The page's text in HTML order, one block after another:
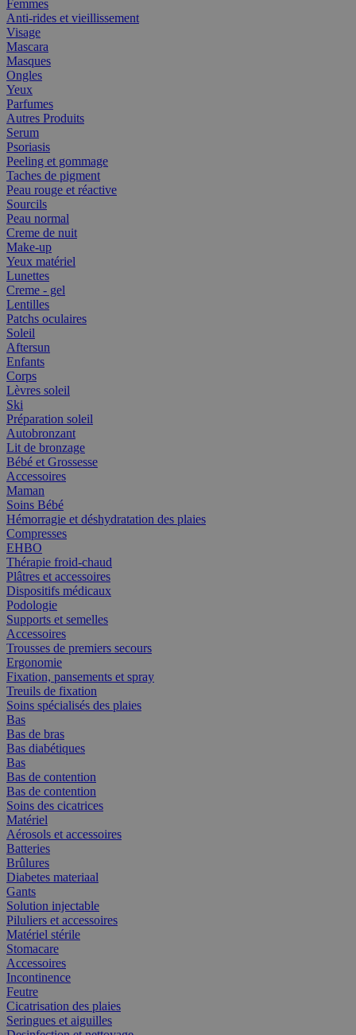
Femmes
Anti-rides et vieillissement
Visage
Mascara
Masques
Ongles
Yeux
Parfumes
Autres Produits
Serum
Psoriasis
Peeling et gommage
Taches de pigment
Peau rouge et réactive
Sourcils
Peau normal
Creme de nuit
Make-up
Yeux matériel
Lunettes
Creme - gel
Lentilles
Patchs oculaires
Soleil
Aftersun
Enfants
Corps
Lèvres soleil
Ski
Préparation soleil
Autobronzant
Lit de bronzage
Bébé et Grossesse
Accessoires
Maman
Soins Bébé
Hémorragie et déshydratation des plaies
Compresses
EHBO
Thérapie froid-chaud
Plâtres et accessoires
Dispositifs médicaux
Podologie
Supports et semelles
Accessoires
Trousses de premiers secours
Ergonomie
Fixation, pansements et spray
Treuils de fixation
Soins spécialisés des plaies
Bas
Bas de bras
Bas diabétiques
Bas
Bas de contention
Bas de contention
Soins des cicatrices
Matériel
Aérosols et accessoires
Batteries
Brûlures
Diabetes materiaal
Gants
Solution injectable
Piluliers et accessoires
Matériel stérile
Stomacare
Accessoires
Incontinence
Feutre
Cicatrisation des plaies
Seringues et aiguilles